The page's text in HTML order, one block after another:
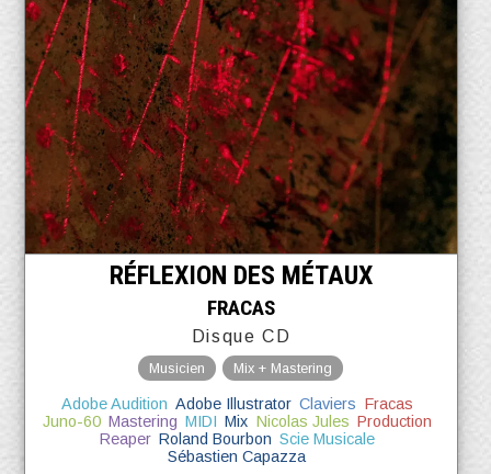
RÉFLEXION DES MÉTAUX
FRACAS
Disque CD
Musicien Mix + Mastering
Adobe Audition Adobe Illustrator Claviers Fracas
Juno-60 Mastering MIDI Mix Nicolas Jules Production
Reaper Roland Bourbon Scie Musicale
Sébastien Capazza